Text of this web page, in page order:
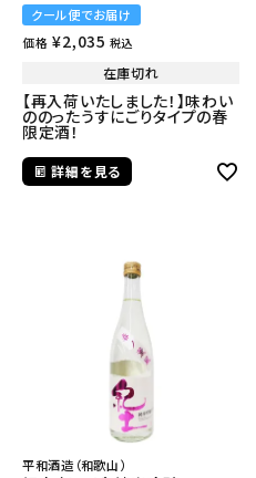
クール便でお届け
価格 ¥2,035 税込
在庫切れ
【再入荷いたしました！】味わい
ののったうすにごりタイプの春
限定酒！
詳細を見る
平和酒造（和歌山）